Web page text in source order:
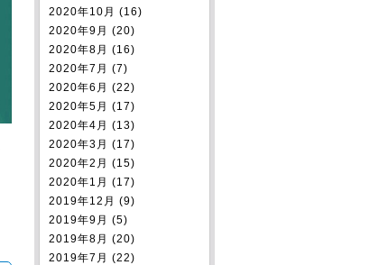
2020年10月 (16)
2020年9月 (20)
2020年8月 (16)
2020年7月 (7)
2020年6月 (22)
2020年5月 (17)
2020年4月 (13)
2020年3月 (17)
2020年2月 (15)
2020年1月 (17)
2019年12月 (9)
2019年9月 (5)
2019年8月 (20)
2019年7月 (22)